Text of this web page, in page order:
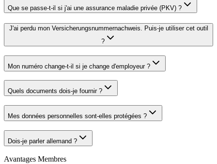
Que se passe-t-il si j'ai une assurance maladie privée (PKV) ?
J'ai perdu mon Versicherungsnummernachweis. Puis-je utiliser cet outil
?
Mon numéro change-t-il si je change d'employeur ?
Quels documents dois-je fournir ?
Mes données personnelles sont-elles protégées ?
Dois-je parler allemand ?
Avantages Membres